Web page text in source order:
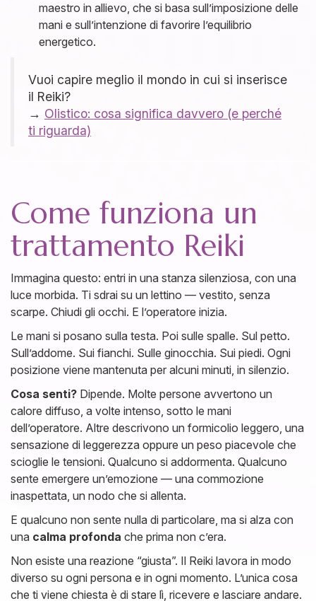
maestro in allievo, che si basa sull’imposizione delle
mani e sull’intenzione di favorire l’equilibrio
energetico.
Vuoi capire meglio il mondo in cui si inserisce
il Reiki?
→ Olistico: cosa significa davvero (e perché
ti riguarda)
Come funziona un
trattamento Reiki
Immagina questo: entri in una stanza silenziosa, con una
luce morbida. Ti sdrai su un lettino — vestito, senza
scarpe. Chiudi gli occhi. E l’operatore inizia.
Le mani si posano sulla testa. Poi sulle spalle. Sul petto.
Sull’addome. Sui fianchi. Sulle ginocchia. Sui piedi. Ogni
posizione viene mantenuta per alcuni minuti, in silenzio.
Cosa senti? Dipende. Molte persone avvertono un
calore diffuso, a volte intenso, sotto le mani
dell’operatore. Altre descrivono un formicolio leggero, una
sensazione di leggerezza oppure un peso piacevole che
scioglie le tensioni. Qualcuno si addormenta. Qualcuno
sente emergere un’emozione — una commozione
inaspettata, un nodo che si allenta.
E qualcuno non sente nulla di particolare, ma si alza con
una calma profonda che prima non c’era.
Non esiste una reazione “giusta”. Il Reiki lavora in modo
diverso su ogni persona e in ogni momento. L’unica cosa
che ti viene chiesta è di stare lì, ricevere e lasciare andare.